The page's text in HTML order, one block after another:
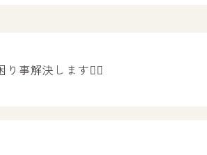
り事解決します🙋‍♂️